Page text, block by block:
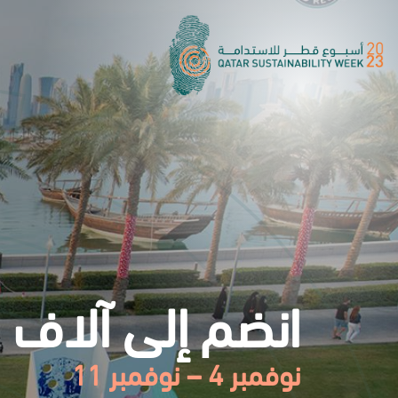
و
ى
ا
ل
م
ح
ت
و
ى
ا
انضم إلى آلاف
نوفمبر 4 – نوفمبر 11